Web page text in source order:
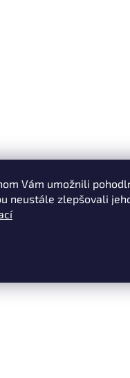
Vám umožnili
neustále zlepšovali